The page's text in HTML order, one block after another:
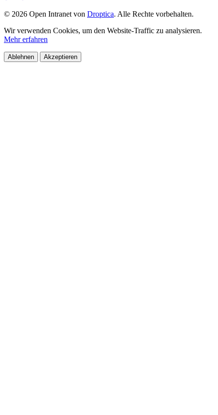
© 2026 Open Intranet von Droptica. Alle Rechte vorbehalten.
Wir verwenden Cookies, um den Website-Traffic zu analysieren.
Mehr erfahren
Ablehnen Akzeptieren